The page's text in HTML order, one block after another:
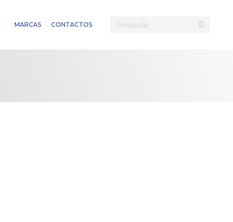
MARCAS CONTACTOS Search: